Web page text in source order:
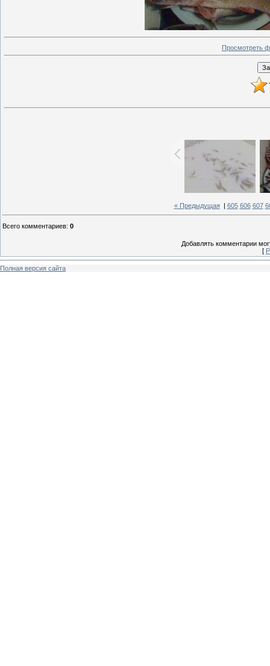
Просмотреть
« Предыдущая| 605 606 607
Всего комментариев: 0
Добавлять комментарии
[
Полная версия сайта